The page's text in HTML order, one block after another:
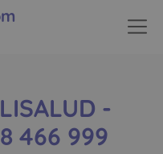
-
466 999